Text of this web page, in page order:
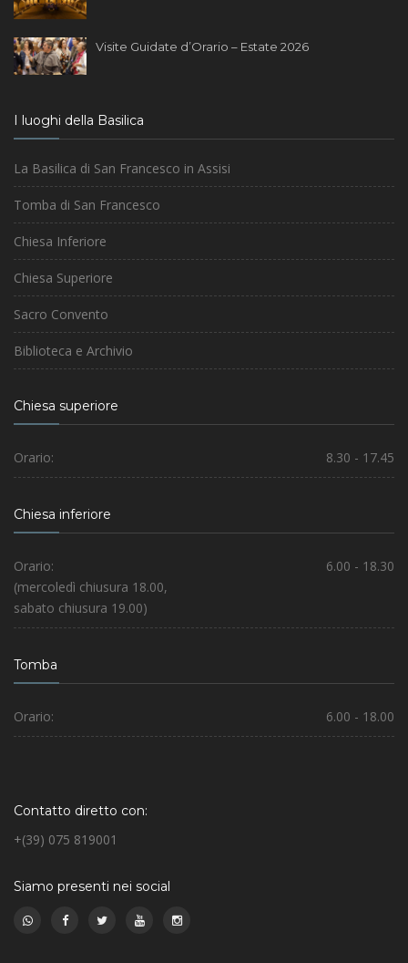
Visite Guidate d’Orario – Estate 2026
I luoghi della Basilica
La Basilica di San Francesco in Assisi
Tomba di San Francesco
Chiesa Inferiore
Chiesa Superiore
Sacro Convento
Biblioteca e Archivio
Chiesa superiore
Orario: 8.30 - 17.45
Chiesa inferiore
Orario:
6.00 - 18.30
(mercoledì chiusura 18.00,
sabato chiusura 19.00)
Tomba
Orario: 6.00 - 18.00
Contatto diretto con:
+(39) 075 819001
Siamo presenti nei social